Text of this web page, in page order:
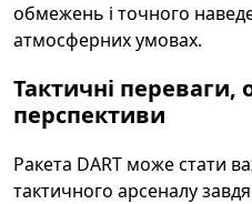
обмежень і точного
атмосферних умовах.
Тактичні переваги,
перспективи
Ракета DART може стати
тактичного арсеналу